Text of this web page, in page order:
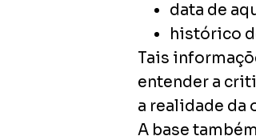
data de
histórico
Tais
entender a
a realidade da
A base